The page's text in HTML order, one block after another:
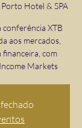
Hotel & SPA
conferência XTB
aos mercados,
com
Markets